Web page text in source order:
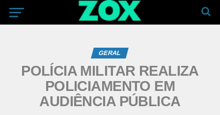
GERAL
POLÍCIA MILITAR REALIZA
POLICIAMENTO EM
AUDIÊNCIA PÚBLICA